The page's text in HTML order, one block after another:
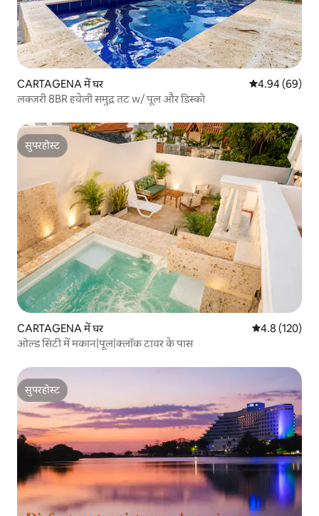
CARTAGENA में घर औसत रेटिंग 5 में
4.94 (69)
लक्जरी 8BR हवेली समुद्र तट w/ पूल और डिस्को
सुपरहोस्ट
सुपरहोस्ट
CARTAGENA में घर औसत रेटिंग 5 में
4.8 (120)
ओल्ड सिटी में मकान|पूल|क्लॉक टावर के पास
सुपरहोस्ट
सुपरहोस्ट